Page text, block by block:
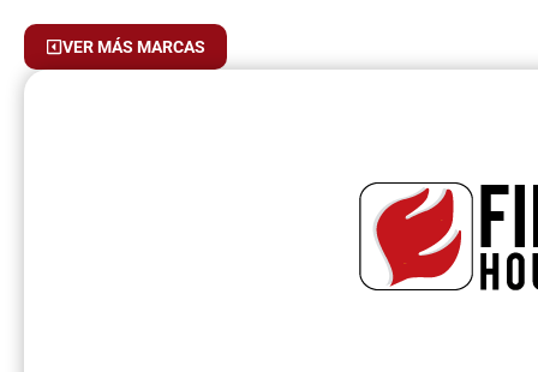
VER MÁS MARCAS